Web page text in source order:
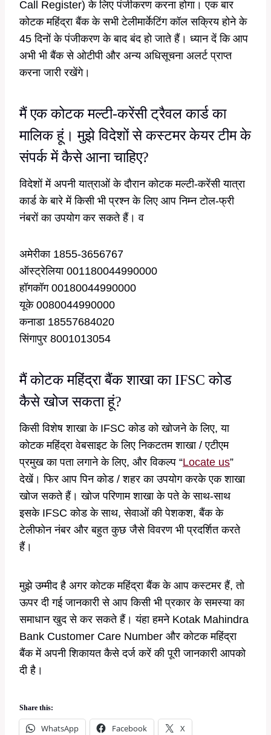
Call Register) के लिए पंजीकरण करना होगा। एक बार
कोटक महिंद्रा बैंक के सभी टेलीमार्केटिंग कॉल सक्रिय होने के
45 दिनों के पंजीकरण के बाद बंद हो जाते हैं। ध्यान दें कि आप
अभी भी बैंक से ओटीपी और अन्य अधिसूचना अलर्ट प्राप्त
करना जारी रखेंगे।
मैं एक कोटक मल्टी-करेंसी ट्रैवल कार्ड का
मालिक हूं। मुझे विदेशों से कस्टमर केयर टीम के
संपर्क में कैसे आना चाहिए?
विदेशों में अपनी यात्राओं के दौरान कोटक मल्टी-करेंसी यात्रा
कार्ड के बारे में किसी भी प्रश्न के लिए आप निम्न टोल-फ्री
नंबरों का उपयोग कर सकते हैं। व
अमेरीका 1855-3656767
ऑस्ट्रेलिया 001180044990000
हॉगकॉग 00180044990000
यूके 0080044990000
कनाडा 18557684020
सिंगापुर 8001013054
मैं कोटक महिंद्रा बैंक शाखा का IFSC कोड
कैसे खोज सकता हूं?
किसी विशेष शाखा के IFSC कोड को खोजने के लिए, या
कोटक महिंद्रा वेबसाइट के लिए निकटतम शाखा / एटीएम
प्रमुख का पता लगाने के लिए, और विकल्प “Locate us”
देखें। फिर आप पिन कोड / शहर का उपयोग करके एक शाखा
खोज सकते हैं। खोज परिणाम शाखा के पते के साथ-साथ
इसके IFSC कोड के साथ, सेवाओं की पेशकश, बैंक के
टेलीफोन नंबर और बहुत कुछ जैसे विवरण भी प्रदर्शित करते
हैं।
मुझे उम्मीद है अगर कोटक महिंद्रा बैंक के आप कस्टमर हैं, तो
ऊपर दी गई जानकारी से आप किसी भी प्रकार के समस्या का
समाधान खुद से कर सकते हैं। यंहा हमने Kotak Mahindra
Bank Customer Care Number और कोटक महिंद्रा
बैंक में अपनी शिकायत कैसे दर्ज करें की पूरी जानकारी आपको
दी है।
Share this:
WhatsApp Facebook X